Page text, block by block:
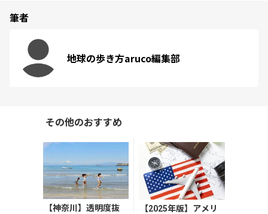
筆者
地球の歩き方aruco編集部
その他のおすすめ
【神奈川】透明度抜
【2025年版】アメリ